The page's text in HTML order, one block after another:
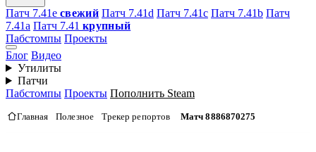
Патч 7.41e свежий Патч 7.41d Патч 7.41c Патч 7.41b Патч
7.41а Патч 7.41 крупный
Пабстомпы Проекты
Блог Видео
Утилиты
Патчи
Пабстомпы Проекты Пополнить Steam
Главная Полезное Трекер репортов Матч 8886870275